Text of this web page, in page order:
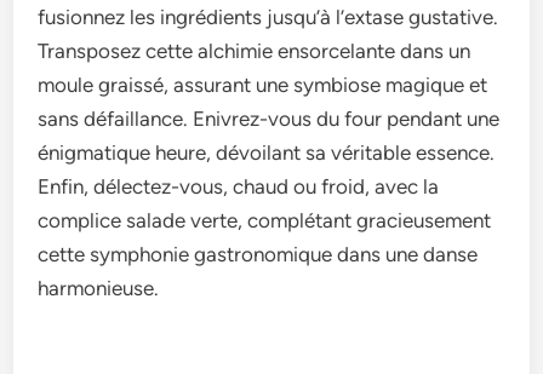
fusionnez les ingrédients jusqu’à l’extase gustative.
Transposez cette alchimie ensorcelante dans un
moule graissé, assurant une symbiose magique et
sans défaillance. Enivrez-vous du four pendant une
énigmatique heure, dévoilant sa véritable essence.
Enfin, délectez-vous, chaud ou froid, avec la
complice salade verte, complétant gracieusement
cette symphonie gastronomique dans une danse
harmonieuse.